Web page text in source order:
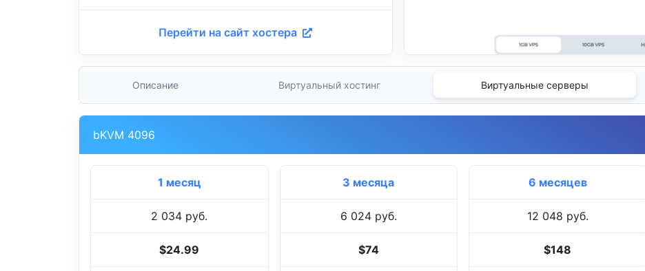
Перейти на сайт хостера
Описание Виртуальный хостинг Виртуальные серверы
bKVM 4096
1 месяц
2 034 руб.
$24.99
3 месяца
6 024 руб.
$74
6 месяцев
12 048 руб.
$148